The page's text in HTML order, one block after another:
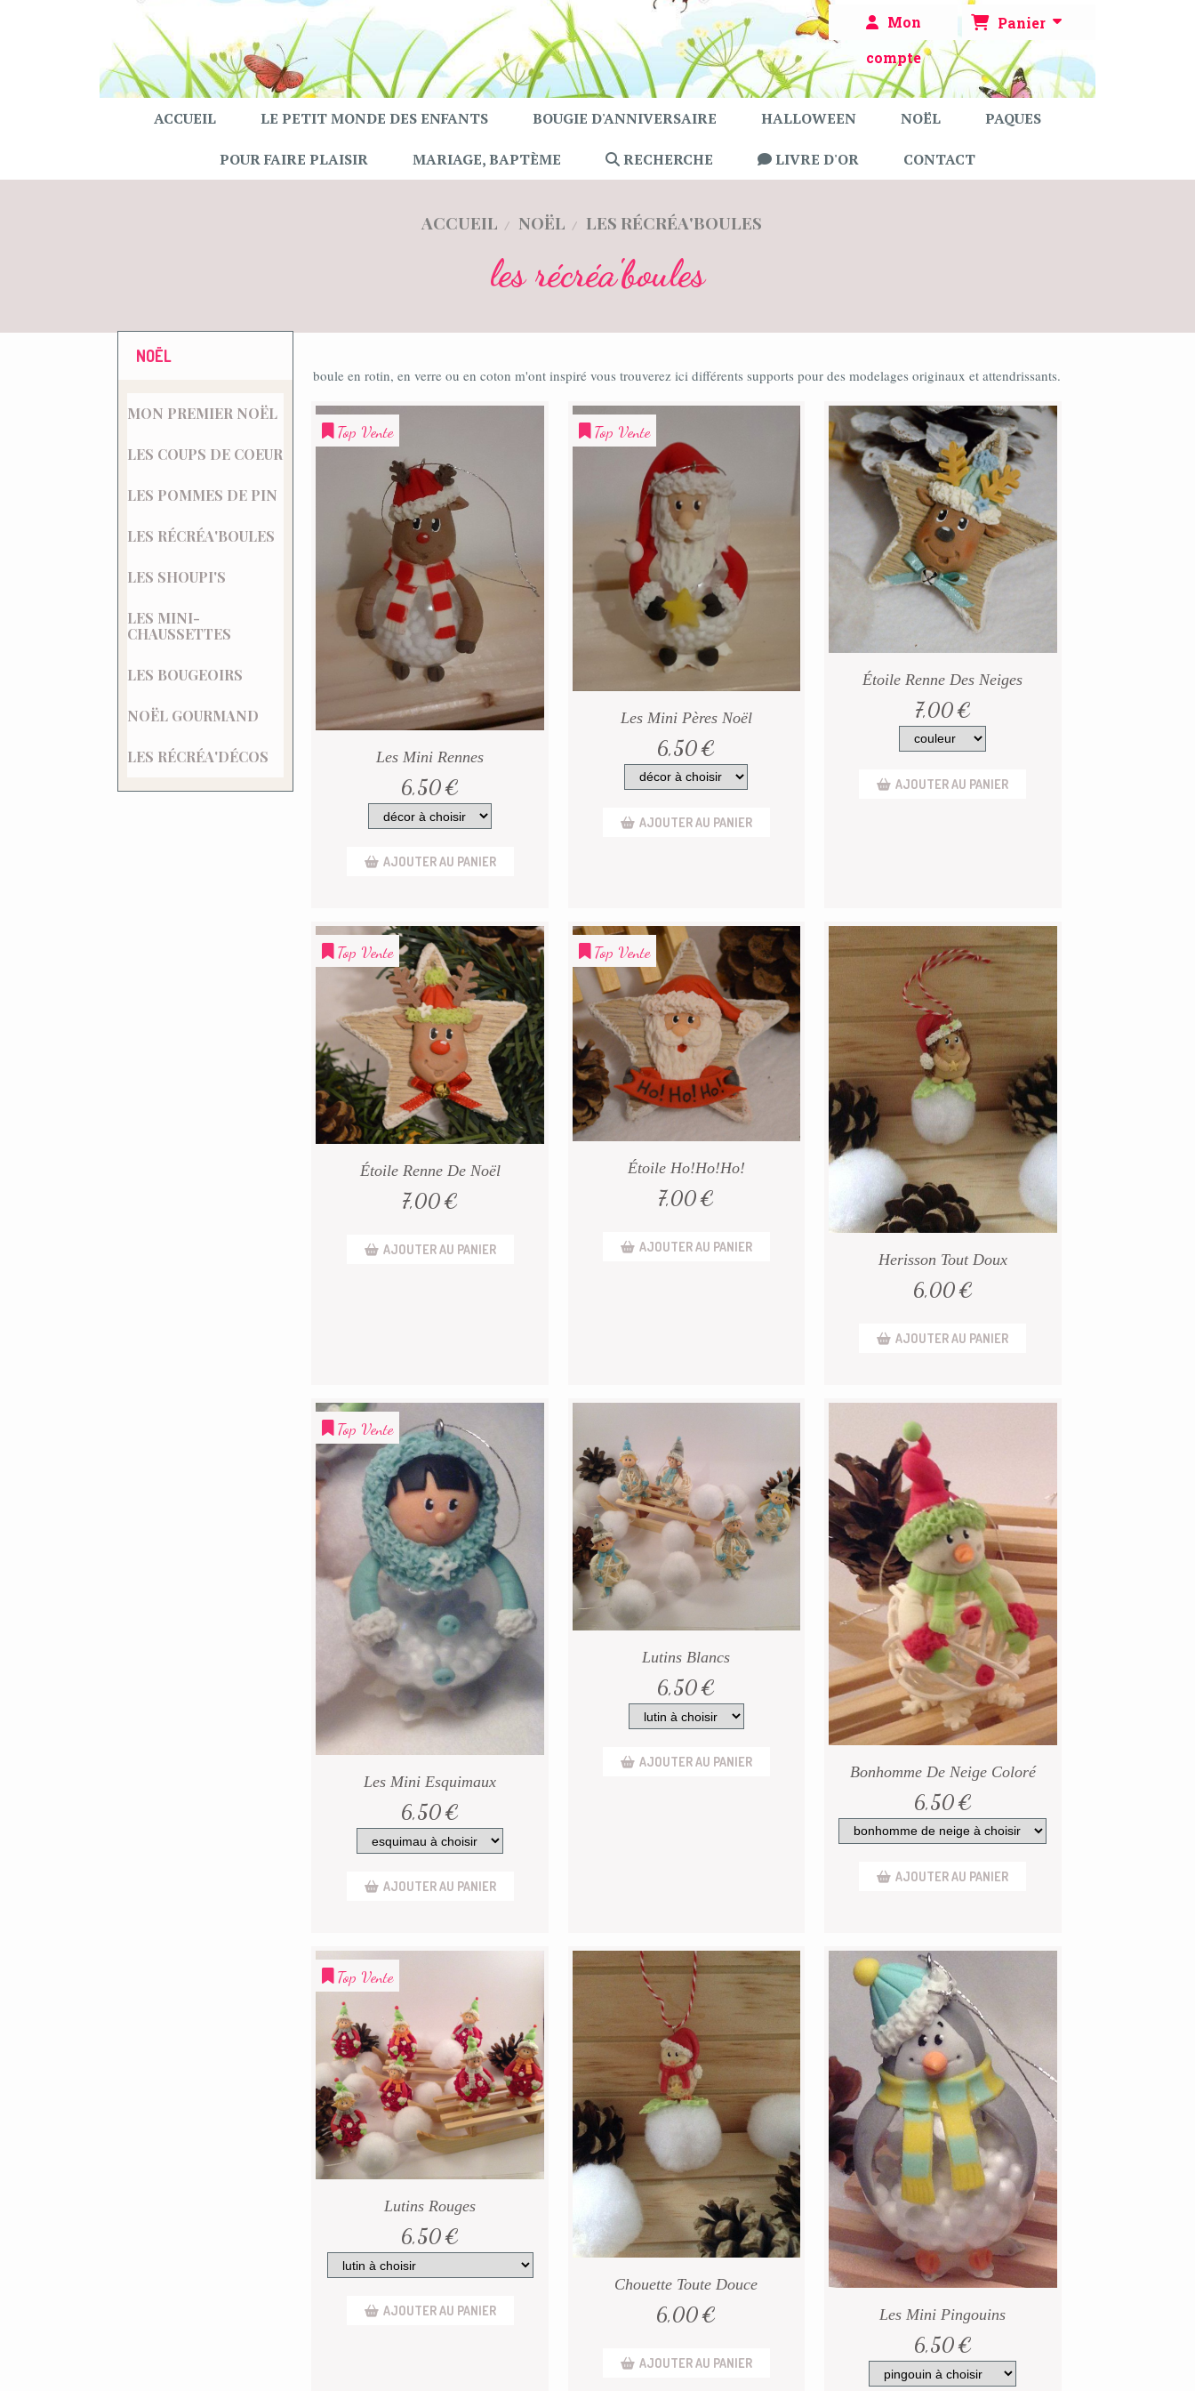
Mon
compte
Panier
ACCUEIL LE PETIT MONDE DES ENFANTS BOUGIE D'ANNIVERSAIRE HALLOWEEN NOËL PAQUES
POUR FAIRE PLAISIR MARIAGE, BAPTÈME RECHERCHE LIVRE D'OR CONTACT
NOËL
MON PREMIER NOËL
LES COUPS DE COEUR
LES POMMES DE PIN
LES RÉCRÉA'BOULES
LES SHOUPI'S
LES MINI-
CHAUSSETTES
LES BOUGEOIRS
NOËL GOURMAND
LES RÉCRÉA'DÉCOS
ACCUEIL NOËL LES RÉCRÉA'BOULES
les récréa'boules
boule en rotin, en verre ou en coton m'ont inspiré vous trouverez ici différents supports pour des modelages originaux et attendrissants.
Top Vente
Les Mini Rennes
6,50€
AJOUTER AU PANIER
Top Vente
Les Mini Pères Noël
6,50€
AJOUTER AU PANIER
Étoile Renne Des Neiges
7,00€
AJOUTER AU PANIER
Top Vente
Étoile Renne De Noël
7,00€
AJOUTER AU PANIER
Top Vente
Étoile Ho!Ho!Ho!
7,00€
AJOUTER AU PANIER
Herisson Tout Doux
6,00€
AJOUTER AU PANIER
Top Vente
Les Mini Esquimaux
6,50€
AJOUTER AU PANIER
Lutins Blancs
6,50€
AJOUTER AU PANIER
Bonhomme De Neige Coloré
6,50€
AJOUTER AU PANIER
Top Vente
Lutins Rouges
6,50€
AJOUTER AU PANIER
Chouette Toute Douce
6,00€
AJOUTER AU PANIER
Les Mini Pingouins
6,50€